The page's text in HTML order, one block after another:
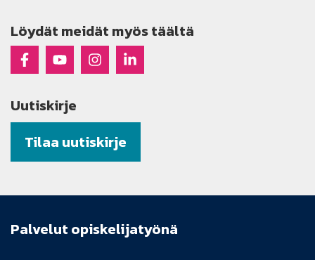
Löydät meidät myös täältä
Raseko Facebookissa
Raseko Youtubessa
Raseko Instagramissa
Raseko Linkedinissä
Uutiskirje
Tilaa uutiskirje
Palvelut opiskelijatyönä